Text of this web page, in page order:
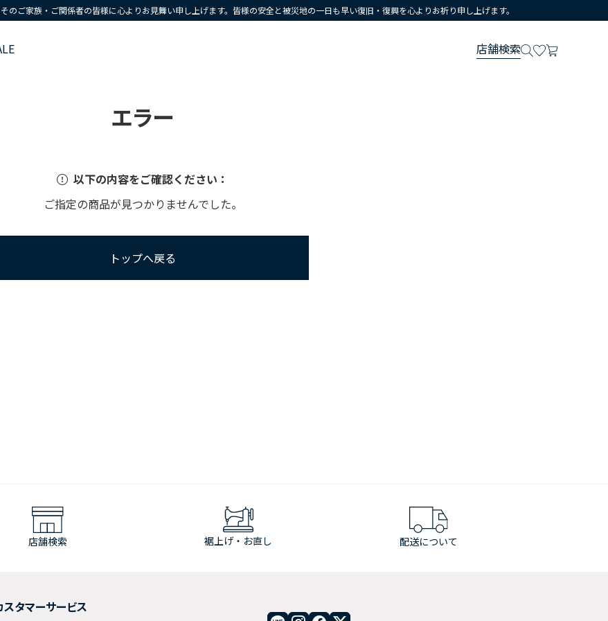
のご家族・ご関係者の皆様に心よりお見舞い申し上げます。皆様の安全と被災地の一日も早い復旧・復興を心よりお祈り申し上げます。
店舗検索
エラー
以下の内容をご確認ください：
ご指定の商品が見つかりませんでした。
トップへ戻る
店舗検索 裾上げ・お直し 配送について
スタマーサービス